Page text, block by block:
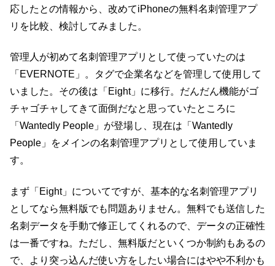
応したとの情報から、改めてiPhoneの無料名刺管理アプ
リを比較、検討してみました。
管理人が初めて名刺管理アプリとして使っていたのは
「EVERNOTE」。タグで企業名などを管理して使用して
いました。その後は「Eight」に移行。だんだん機能がゴ
チャゴチャしてきて面倒だなと思っていたところに
「Wantedly People」が登場し、現在は「Wantedly
People」をメインの名刺管理アプリとして使用していま
す。
まず「Eight」についてですが、基本的な名刺管理アプリ
としてなら無料版でも問題ありません。無料でも送信した
名刺データを手動で修正してくれるので、データの正確性
は一番ですね。ただし、無料版だといくつか制約もあるの
で、より突っ込んだ使い方をしたい場合にはやや不利かも